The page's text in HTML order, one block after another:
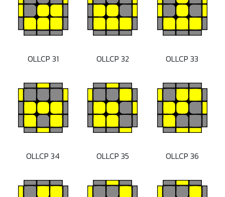
OLLCP 31 OLLCP 32 OLLCP 33
OLLCP 34 OLLCP 35 OLLCP 36